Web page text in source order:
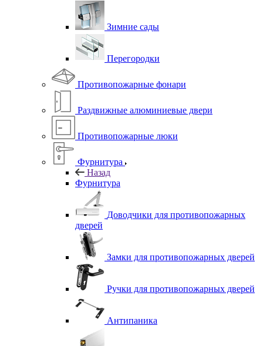
Зимние сады
Перегородки
Противопожарные фонари
Раздвижные алюминиевые двери
Противопожарные люки
Фурнитура
Назад
Фурнитура
Доводчики для противопожарных
дверей
Замки для противопожарных дверей
Ручки для противопожарных дверей
Антипаника